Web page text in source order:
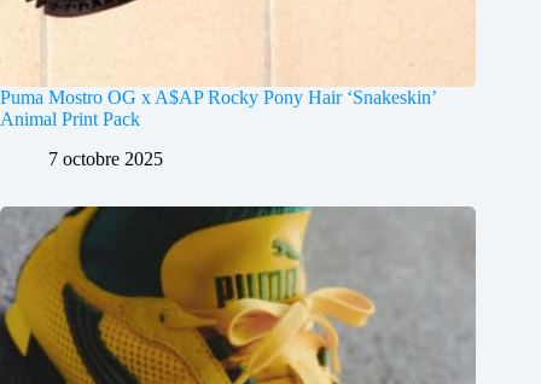
Puma Mostro OG x A$AP Rocky Pony Hair ‘Snakeskin’
Animal Print Pack
7 octobre 2025